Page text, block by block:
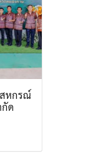
หกรณ์
กัด